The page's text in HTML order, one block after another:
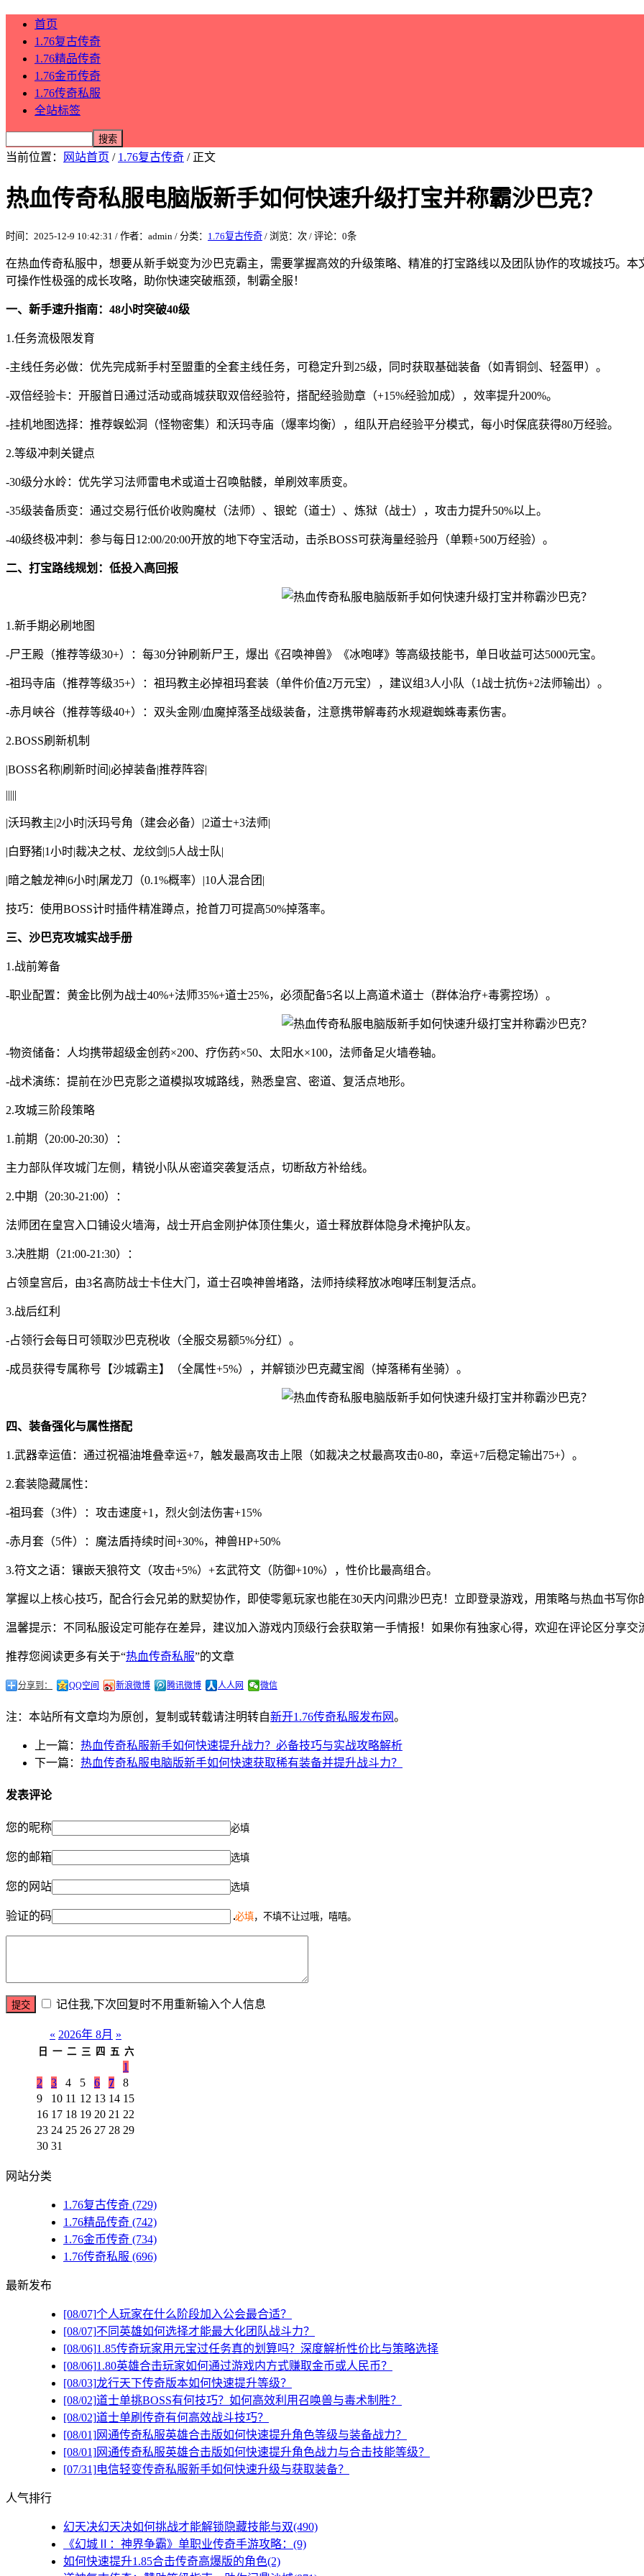
首页
1.76复古传奇
1.76精品传奇
1.76金币传奇
1.76传奇私服
全站标签
当前位置： 网站首页 / 1.76复古传奇 / 正文
热血传奇私服电脑版新手如何快速升级打宝并称霸沙巴克？
时间：2025-12-9 10:42:31 / 作者：admin / 分类： 1.76复古传奇 / 浏览： 次 / 评论：0条
在热血传奇私服中，想要从新手蜕变为沙巴克霸主，需要掌握高效的升级策略、精准的打宝路线以及团队协作的攻城技巧。本
可操作性极强的成长攻略，助你快速突破瓶颈，制霸全服！
一、新手速升指南：48小时突破40级
1.任务流极限发育
-主线任务必做：优先完成新手村至盟重的全套主线任务，可稳定升到25级，同时获取基础装备（如青铜剑、轻盔甲）。
-双倍经验卡：开服首日通过活动或商城获取双倍经验符，搭配经验勋章（+15%经验加成），效率提升200%。
-挂机地图选择：推荐蜈蚣洞（怪物密集）和沃玛寺庙（爆率均衡），组队开启经验平分模式，每小时保底获得80万经验。
2.等级冲刺关键点
-30级分水岭：优先学习法师雷电术或道士召唤骷髅，单刷效率质变。
-35级装备质变：通过交易行低价收购魔杖（法师）、银蛇（道士）、炼狱（战士），攻击力提升50%以上。
-40级终极冲刺：参与每日12:00/20:00开放的地下夺宝活动，击杀BOSS可获海量经验丹（单颗+500万经验）。
二、打宝路线规划：低投入高回报
1.新手期必刷地图
-尸王殿（推荐等级30+）：每30分钟刷新尸王，爆出《召唤神兽》《冰咆哮》等高级技能书，单日收益可达5000元宝。
-祖玛寺庙（推荐等级35+）：祖玛教主必掉祖玛套装（单件价值2万元宝），建议组3人小队（1战士抗伤+2法师输出）。
-赤月峡谷（推荐等级40+）：双头金刚/血魔掉落圣战级装备，注意携带解毒药水规避蜘蛛毒素伤害。
2.BOSS刷新机制
|BOSS名称|刷新时间|必掉装备|推荐阵容|
|||||
|沃玛教主|2小时|沃玛号角（建会必备）|2道士+3法师|
|白野猪|1小时|裁决之杖、龙纹剑|5人战士队|
|暗之触龙神|6小时|屠龙刀（0.1%概率）|10人混合团|
技巧：使用BOSS计时插件精准蹲点，抢首刀可提高50%掉落率。
三、沙巴克攻城实战手册
1.战前筹备
-职业配置：黄金比例为战士40%+法师35%+道士25%，必须配备5名以上高道术道士（群体治疗+毒雾控场）。
-物资储备：人均携带超级金创药×200、疗伤药×50、太阳水×100，法师备足火墙卷轴。
-战术演练：提前在沙巴克影之道模拟攻城路线，熟悉皇宫、密道、复活点地形。
2.攻城三阶段策略
1.前期（20:00-20:30）：
主力部队佯攻城门左侧，精锐小队从密道突袭复活点，切断敌方补给线。
2.中期（20:30-21:00）：
法师团在皇宫入口铺设火墙海，战士开启金刚护体顶住集火，道士释放群体隐身术掩护队友。
3.决胜期（21:00-21:30）：
占领皇宫后，由3名高防战士卡住大门，道士召唤神兽堵路，法师持续释放冰咆哮压制复活点。
3.战后红利
-占领行会每日可领取沙巴克税收（全服交易额5%分红）。
-成员获得专属称号【沙城霸主】（全属性+5%），并解锁沙巴克藏宝阁（掉落稀有坐骑）。
四、装备强化与属性搭配
1.武器幸运值：通过祝福油堆叠幸运+7，触发最高攻击上限（如裁决之杖最高攻击0-80，幸运+7后稳定输出75+）。
2.套装隐藏属性：
-祖玛套（3件）：攻击速度+1，烈火剑法伤害+15%
-赤月套（5件）：魔法盾持续时间+30%，神兽HP+50%
3.符文之语：镶嵌天狼符文（攻击+5%）+玄武符文（防御+10%），性价比最高组合。
掌握以上核心技巧，配合行会兄弟的默契协作，即使零氪玩家也能在30天内问鼎沙巴克！立即登录游戏，用策略与热血书写你
温馨提示：不同私服设定可能存在差异，建议加入游戏内顶级行会获取第一手情报！如果你有独家心得，欢迎在评论区分享交
推荐您阅读更多有关于“热血传奇私服”的文章
分享到： QQ空间 新浪微博 腾讯微博 人人网 微信
注：本站所有文章均为原创，复制或转载请注明转自新开1.76传奇私服发布网。
上一篇： 热血传奇私服新手如何快速提升战力？必备技巧与实战攻略解析
下一篇： 热血传奇私服电脑版新手如何快速获取稀有装备并提升战斗力？
发表评论
您的昵称 必填
您的邮箱 选填
您的网站 选填
验证的码 必填，不填不让过哦，嘻嘻。
记住我,下次回复时不用重新输入个人信息
« 2026年 8月 »
日 一 二 三 四 五 六
1
2
3 4 5 6 7
8
9
10 11 12 13 14 15
16 17 18 19 20 21 22
23 24 25 26 27 28 29
30 31
网站分类
1.76复古传奇 (729)
1.76精品传奇 (742)
1.76金币传奇 (734)
1.76传奇私服 (696)
最新发布
[08/07]个人玩家在什么阶段加入公会最合适？
[08/07]不同英雄如何选择才能最大化团队战斗力？
[08/06]1.85传奇玩家用元宝过任务真的划算吗？深度解析性价比与策略选择
[08/06]1.80英雄合击玩家如何通过游戏内方式赚取金币或人民币？
[08/03]龙行天下传奇版本如何快速提升等级？
[08/02]道士单挑BOSS有何技巧？如何高效利用召唤兽与毒术制胜？
[08/02]道士单刷传奇有何高效战斗技巧？
[08/01]网通传奇私服英雄合击版如何快速提升角色等级与装备战力？
[08/01]网通传奇私服英雄合击版如何快速提升角色战力与合击技能等级？
[07/31]电信轻变传奇私服新手如何快速升级与获取装备？
人气排行
幻天决幻天决如何挑战才能解锁隐藏技能与双(490)
《幻城Ⅱ：神界争霸》单职业传奇手游攻略：(9)
如何快速提升1.85合击传奇高爆版的角色(2)